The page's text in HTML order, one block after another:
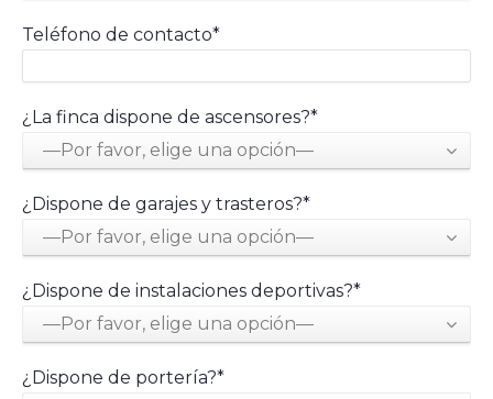
Teléfono de contacto*
¿La finca dispone de ascensores?*
—Por favor, elige una opción—
¿Dispone de garajes y trasteros?*
—Por favor, elige una opción—
¿Dispone de instalaciones deportivas?*
—Por favor, elige una opción—
¿Dispone de portería?*